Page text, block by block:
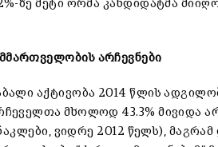
ზე მეტი ორმა კანდიდატმა
არჩევნები
აქტივობა 2014 წლის
მხოლოდ 43.3% მივიდა
ვიდრე 2012 წელს),